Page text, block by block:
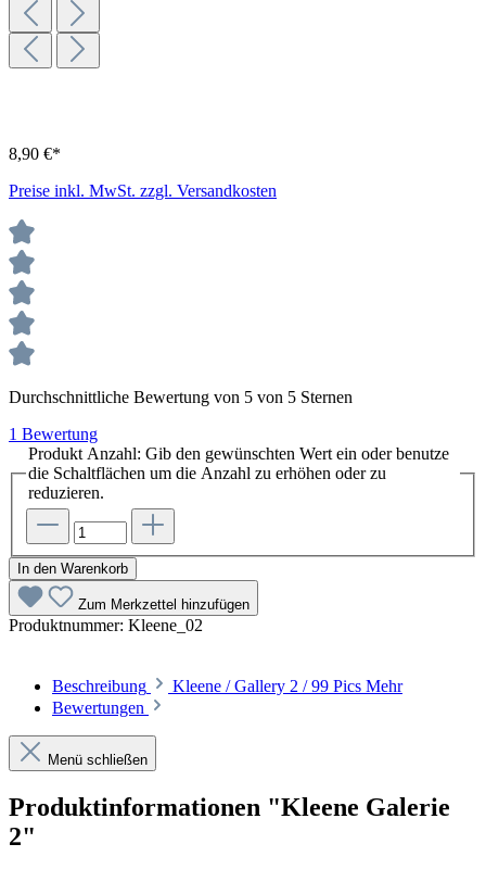
8,90 €*
Preise inkl. MwSt. zzgl. Versandkosten
Durchschnittliche Bewertung von 5 von 5 Sternen
1 Bewertung
Produkt Anzahl: Gib den gewünschten Wert ein oder benutze
die Schaltflächen um die Anzahl zu erhöhen oder zu
reduzieren.
In den Warenkorb
Zum Merkzettel hinzufügen
Produktnummer: Kleene_02
Beschreibung Kleene / Gallery 2 / 99 Pics Mehr
Bewertungen
Menü schließen
Produktinformationen "Kleene Galerie
2"